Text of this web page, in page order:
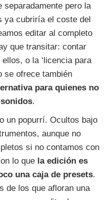
separadamente pero la
ya cubriría el coste del
editar al completo
que transitar: contar
o la ‘licencia para
se ofrece también
para quienes no
.
un popurrí. Ocultos bajo
aunque no
si no contamos con
lo que la edición es
una caja de presets.
de los que afloran una